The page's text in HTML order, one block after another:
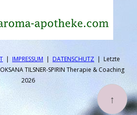
| IMPRESSUM | DATEN­SCHUTZ | Letzte
TILSNER-SPIRIN Therapie & Coaching
2026
↑